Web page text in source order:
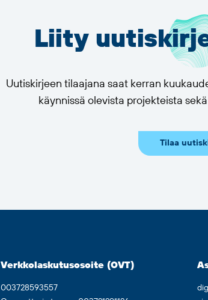
Liity
Uutiskirjeen tilaajana saat kerran
käynnissä olevista projekteista
Tilaa
Verkkolaskutusosoite (OVT)
003728593557